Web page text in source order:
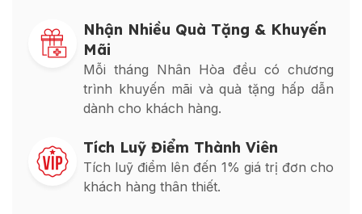
Nhận Nhiều Quà Tặng & Khuyến
Mãi
Mỗi tháng Nhân Hòa đều có chương
trình khuyến mãi và quà tặng hấp dẫn
dành cho khách hàng.
Tích Luỹ Điểm Thành Viên
Tích luỹ điểm lên đến 1% giá trị đơn cho
khách hàng thân thiết.